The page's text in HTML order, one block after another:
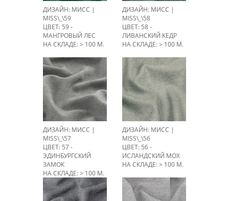
ДИЗАЙН: МИСС |
MISS\_\59
ЦВЕТ: 59 -
МАНГРОВЫЙ ЛЕС
НА СКЛАДЕ: > 100 М.
ДИЗАЙН: МИСС |
MISS\_\58
ЦВЕТ: 58 -
ЛИВАНСКИЙ КЕДР
НА СКЛАДЕ: > 100 М.
ДИЗАЙН: МИСС |
MISS\_\57
ЦВЕТ: 57 -
ЭДИНБУРГСКИЙ
ЗАМОК
НА СКЛАДЕ: > 100 М.
ДИЗАЙН: МИСС |
MISS\_\56
ЦВЕТ: 56 -
ИСЛАНДСКИЙ МОХ
НА СКЛАДЕ: > 100 М.